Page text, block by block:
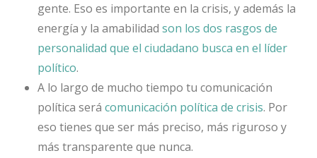
gente. Eso es importante en la crisis, y además la
energía y la amabilidadson los dos rasgos de
personalidad que el ciudadano busca en el líder
político.
A lo largo de mucho tiempo tu comunicación
política serácomunicación política de crisis. Por
eso tienes que ser más preciso, más riguroso y
más transparente que nunca.